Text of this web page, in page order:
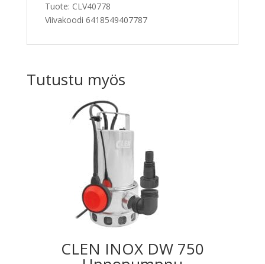
Tuote: CLV40778
Viivakoodi 6418549407787
Tutustu myös
CLEN INOX DW 750